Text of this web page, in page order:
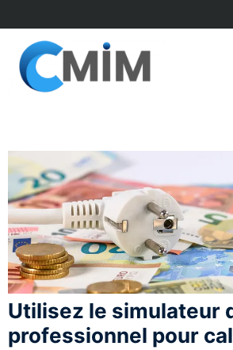
to
content
Utilisez le simulateur
professionnel pour